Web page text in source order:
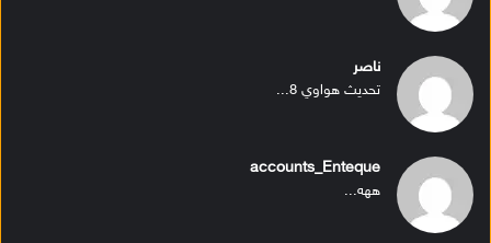
ناصر
تحديث هواوي 8...
accounts_Enteque
ههه...